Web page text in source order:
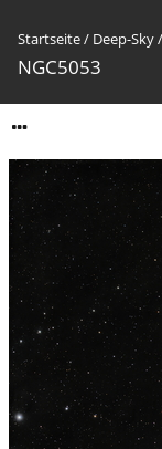
Startseite/ Deep-Sky/
NGC5053